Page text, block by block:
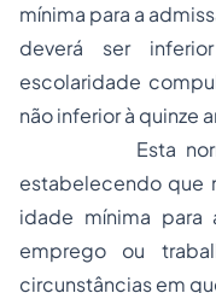
mínima para a
deverá ser
escolaridade
não inferior à quinze
Esta norma,
estabelecendo que
idade mínima
emprego ou
circunstâncias em